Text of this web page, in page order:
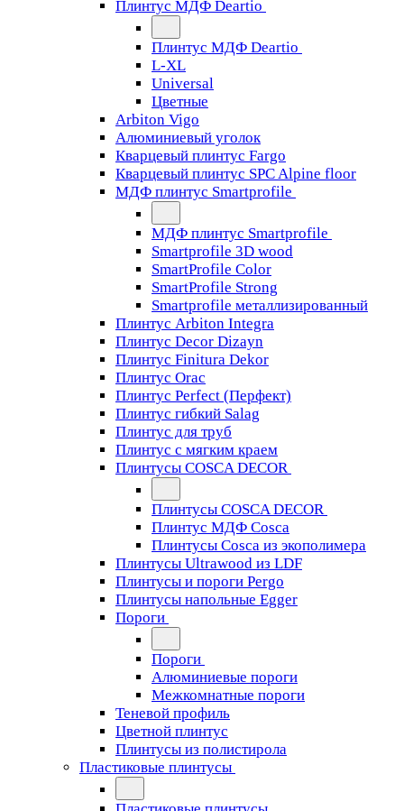
Плинтус МДФ Deartio
Плинтус МДФ Deartio
L-XL
Universal
Цветные
Arbiton Vigo
Алюминиевый уголок
Кварцевый плинтус Fargo
Кварцевый плинтус SPC Alpine floor
МДФ плинтус Smartprofile
МДФ плинтус Smartprofile
Smartprofile 3D wood
SmartProfile Color
SmartProfile Strong
Smartprofile металлизированный
Плинтус Arbiton Integra
Плинтус Decor Dizayn
Плинтус Finitura Dekor
Плинтус Orac
Плинтус Perfect (Перфект)
Плинтус гибкий Salag
Плинтус для труб
Плинтус с мягким краем
Плинтусы COSCA DECOR
Плинтусы COSCA DECOR
Плинтус МДФ Cosca
Плинтусы Cosca из экополимера
Плинтусы Ultrawood из LDF
Плинтусы и пороги Pergo
Плинтусы напольные Egger
Пороги
Пороги
Алюминиевые пороги
Межкомнатные пороги
Теневой профиль
Цветной плинтус
Плинтусы из полистирола
Пластиковые плинтусы